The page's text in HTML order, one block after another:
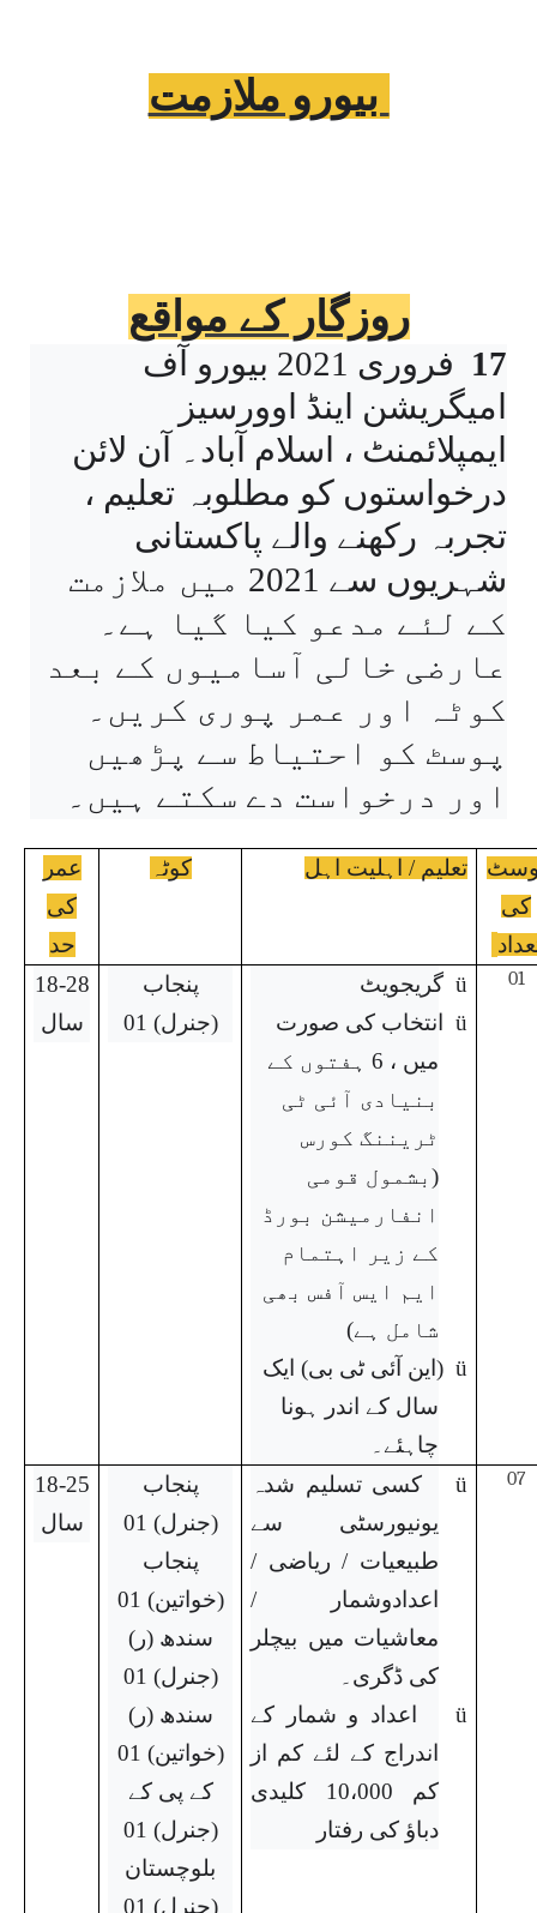
بیورو ملازمت
روزگار کے مواقع
17
فروری 2021 بیورو آف
امیگریشن اینڈ اوورسیز
ایمپلائمنٹ ، اسلام آباد۔ آن لائن
درخواستوں کو مطلوبہ تعلیم ،
تجربہ رکھنے والے پاکستانی
شہریوں سے 2021 میں ملازمت
کے لئے مدعو کیا گیا ہے۔
عارضی خالی آسامیوں کے بعد
کوٹہ اور عمر پوری کریں۔
پوسٹ کو احتیاط سے پڑھیں
اور درخواست دے سکتے ہیں۔
کی
تعلیم / اہلیت اہل کوٹہ
عمر
کی
حد
01
ü گریجویٹ
ü
انتخاب کی صورت
میں ، 6 ہفتوں کے
بنیادی آئی ٹی
ٹریننگ کورس
(بشمول قومی
انفارمیشن بورڈ
کے زیر اہتمام
ایم ایس آفس بھی
شامل ہے)
ü (این آئی ٹی بی) ایک
سال کے اندر ہونا
چاہئے۔
پنجاب
(جنرل) 01
18-28
سال
07
ü
کسی تسلیم شدہ
یونیورسٹی سے
طبیعیات / ریاضی /
اعدادوشمار /
معاشیات میں بیچلر
کی ڈگری۔
ü
اعداد و شمار کے
اندراج کے لئے کم از
کم 10،000 کلیدی
دباؤ کی رفتار
پنجاب
(جنرل) 01
پنجاب
(خواتین) 01
سندھ (ر)
(جنرل) 01
سندھ (ر)
(خواتین) 01
کے پی کے
(جنرل) 01
بلوچستان
(جنرل) 01
18-25
سال